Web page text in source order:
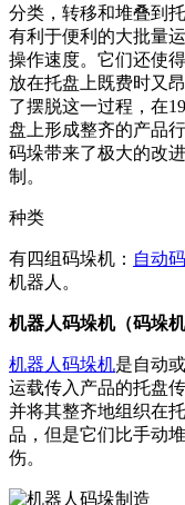
分类，转移和堆叠到
有利于便利的大批量
操作速度。它们还使
放在托盘上既费时又
了摆脱这一过程，在
盘上形成整齐的产品
码垛带来了极大的改
制。
种类
有四组码垛机： 自动
机器人。
机器人码垛机（码垛机
机器人码垛机是自动
运载传入产品的托盘
并将其整齐地组织在
品，但是它们比手动
伤。